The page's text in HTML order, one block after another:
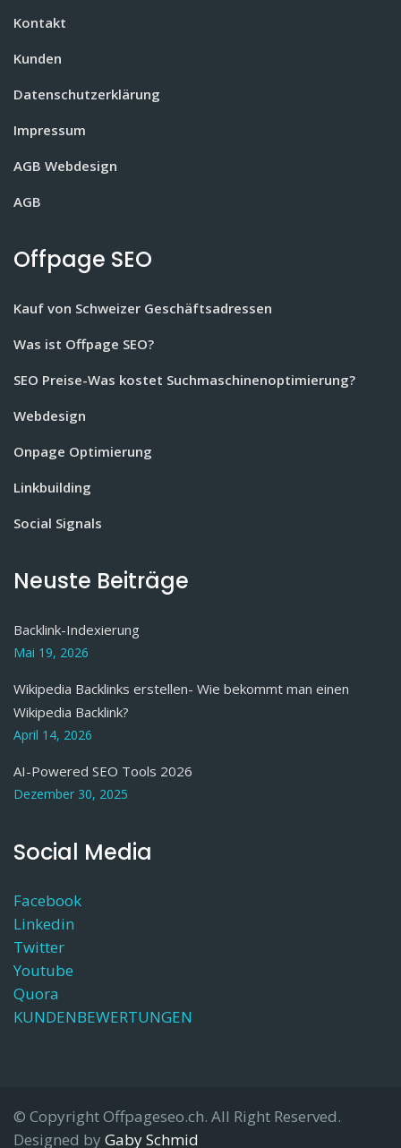
Kontakt
Kunden
Datenschutzerklärung
Impressum
AGB Webdesign
AGB
Offpage SEO
Kauf von Schweizer Geschäftsadressen
Was ist Offpage SEO?
SEO Preise-Was kostet Suchmaschinenoptimierung?
Webdesign
Onpage Optimierung
Linkbuilding
Social Signals
Neuste Beiträge
Backlink-Indexierung
Mai 19, 2026
Wikipedia Backlinks erstellen- Wie bekommt man einen
Wikipedia Backlink?
April 14, 2026
AI-Powered SEO Tools 2026
Dezember 30, 2025
Social Media
Facebook
Linkedin
Twitter
Youtube
Quora
KUNDENBEWERTUNGEN
© Copyright Offpageseo.ch. All Right Reserved.
Designed by Gaby Schmid